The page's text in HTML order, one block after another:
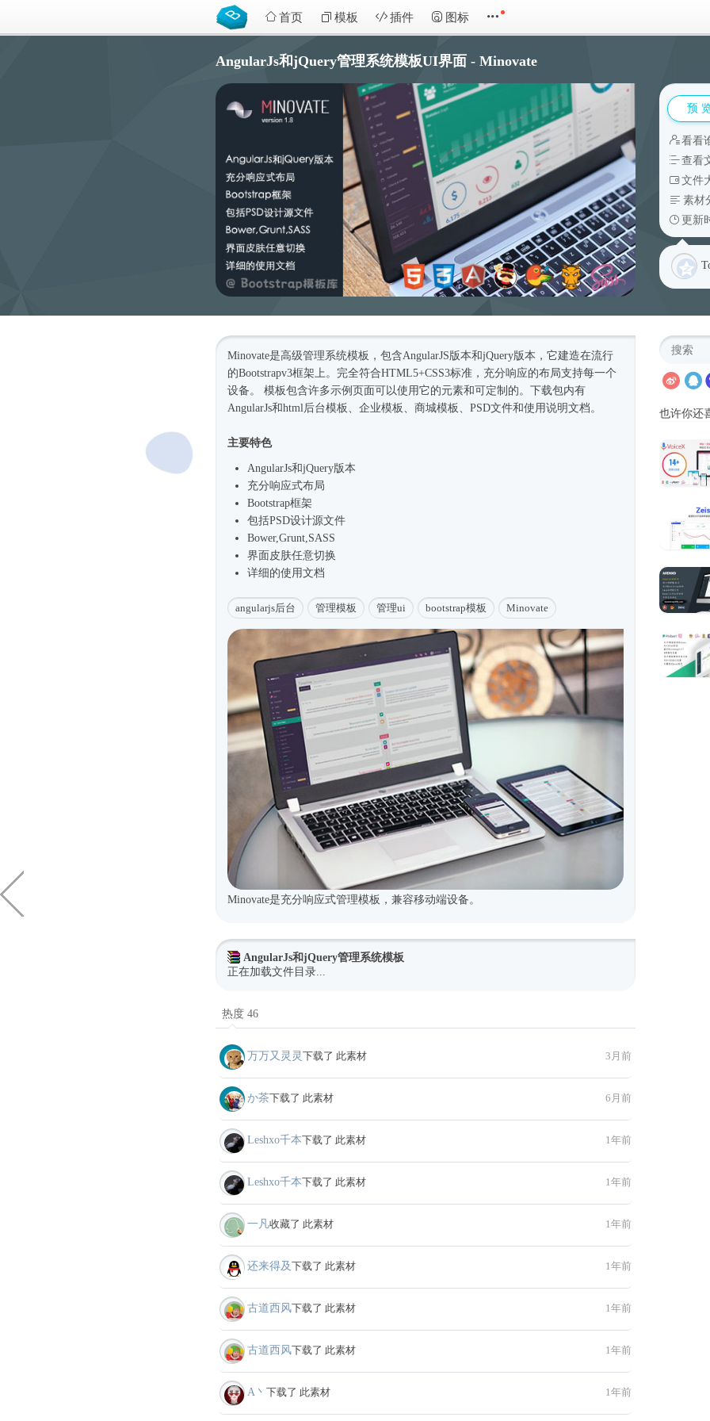
首页 模板 插件 图标
AngularJs和jQuery管理系统模板UI界面 - Minovate
预
看看
查看
文件
素材
更新
Minovate是高级管理系统模板，包含AngularJS版本和jQuery版本，它建造在流行
的Bootstrapv3框架上。完全符合HTML5+CSS3标准，充分响应的布局支持每一个
设备。 模板包含许多示例页面可以使用它的元素和可定制的。下载包内有
AngularJs和html后台模板 、企业模板 、商城模板、PSD文件和使用说明文档。
主要特色
AngularJs和jQuery版本
充分响应式布局
Bootstrap框架
包括PSD设计源文件
Bower,Grunt,SASS
界面皮肤任意切换
详细的使用文档
angularjs后台 管理模板 管理ui bootstrap模板 Minovate
Minovate是充分响应式管理模板，兼容移动端设备。
AngularJs和jQuery管理系统模板
正在加载文件目录...
热度 46
万万又灵灵 下载了 此素材 3月前
か茶下载了 此素材 6月前
Leshxo千本下载了 此素材 1年前
Leshxo千本下载了 此素材 1年前
一凡收藏了 此素材 1年前
还来得及下载了 此素材 1年前
古道西风下载了 此素材 1年前
古道西风下载了 此素材 1年前
A丶 下载了 此素材 1年前
也许你还